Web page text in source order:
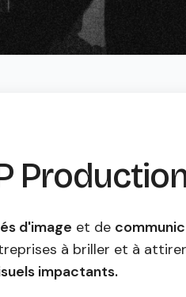
d'image et de
à briller et à
impactants.